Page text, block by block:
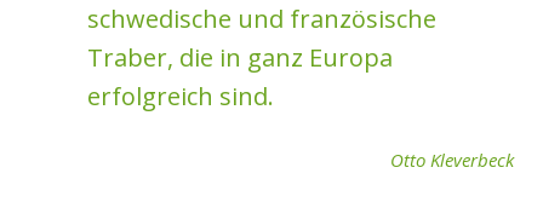
schwedische und französische
Traber, die in ganz Europa
erfolgreich sind.
Otto Kleverbeck